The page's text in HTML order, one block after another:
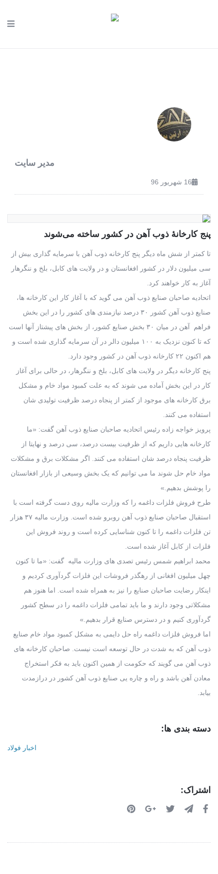
مدیر سایت
16 شهریور 96
پنج کارخانۀ ذوب آهن در کشور ساخته می‌شوند
تا کمتر از شش ماه دیگر پنج کارخانه ذوب آهن با سرمایه گذاری بیش از
سی میلیون دلار در کشور افغانستان و در ولایت های کابل، بلخ و ننگرهار
آغاز به کار خواهند کرد.
اتحادیه صاحبان صنایع ذوب آهن می گوید که با آغاز کار این کارخانه ها،
صنایع ذوب آهن کشور ۳۰ درصد نیازمندی های کشور را در این بخش
فراهم آهن در میان ۳۰ بخش صنایع کشور، از بخش های پیشتاز آنها است
که تا کنون نزدیک به ۱۰۰ میلیون دالر در آن سرمایه گذاری شده است و
هم اکنون ۲۲ کارخانه ذوب آهن در کشور وجود دارد.
پنج کارخانه دیگر در ولایت های کابل، بلخ و ننگرهار، در حالی برای آغاز
کار در این بخش آماده می شوند که به علت کمبود مواد خام و مشکل
برق کارخانه های موجود از کمتر از پنجاه درصد ظرفیت تولیدی شان
استفاده می کنند.
پرویز خواجه زاده رئیس اتحادیه صاحبان صنایع ذوب آهن گفت: «ما
کارخانه هایی داریم که از ظرفیت بیست درصد، سی درصد و نهایتا از
ظرفیت پنجاه درصد شان استفاده می کنند. اگر مشکلات برق و مشکلات
مواد خام حل شوند ما می توانیم که یک بخش وسیعی از بازار افغانستان
را پوشش بدهیم.»
طرح فروش فلزات داغمه را که وزارت مالیه روی دست گرفته است با
استقبال صاحبان صنایع ذوب آهن روبرو شده است. وزارت مالیه ۳۷ هزار
تن فلزات داغمه را تا کنون شناسایی کرده است و روند فروش این
فلزات از کابل آغاز شده است.
محمد ابراهیم شمس رئیس تصدی های وزارت مالیه گفت: «ما تا کنون
چهل میلیون افغانی از رهگذر فروشات این فلزات گردآوری کردیم و
اینکار رضایت صاحبان صنایع را نیز به همراه شده است. اما هنوز هم
مشکلاتی وجود دارند و ما باید تمامی فلزات داغمه را در سطح کشور
گردآوری کنیم و در دسترس صنایع قرار بدهیم.»
اما فروش فلزات داغمه راه حل دایمی به مشکل کمبود مواد خام صنایع
ذوب آهن که به شدت در حال توسعه است نیست. صاحبان کارخانه های
ذوب آهن می گویند که حکومت از همین اکنون باید به فکر استخراج
معادن آهن باشد و راه و چاره یی صنایع ذوب آهن کشور در درازمدت
بیابد.
دسته بندی ها:
اخبار فولاد
اشتراک: